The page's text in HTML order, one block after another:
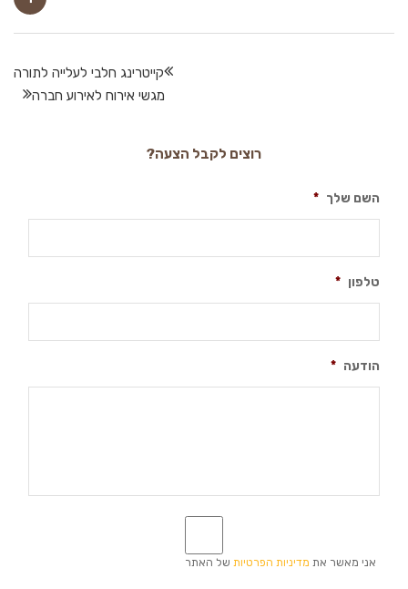
קייטרינג חלבי לעלייה לתורה
מגשי אירוח לאירוע חברה
רוצים לקבל הצעה?
השם שלך *
טלפון *
הודעה *
אני מאשר את מדיניות הפרטיות של האתר